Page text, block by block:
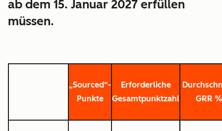
ab dem 15. Januar 2027 erfüllen
müssen.
„Sourced“-
Punkte
Erforderliche
Gesamtpunktzahl
GRR %